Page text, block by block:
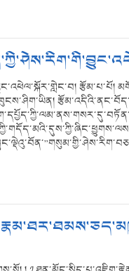
རྩོམ་པ་པོ།